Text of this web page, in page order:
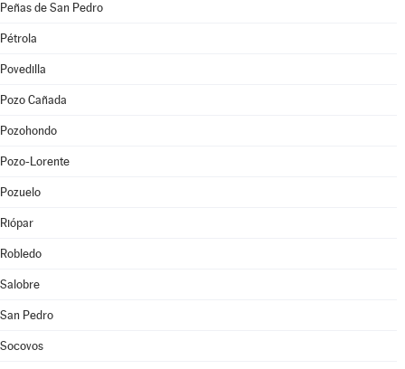
Peñas de San Pedro
Pétrola
Povedilla
Pozo Cañada
Pozohondo
Pozo-Lorente
Pozuelo
Riópar
Robledo
Salobre
San Pedro
Socovos